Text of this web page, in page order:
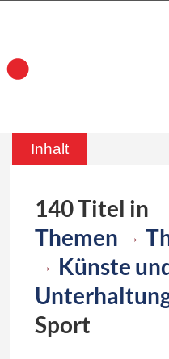
Inhalt
140Titel in
Themen
→
→
Künste
Sport